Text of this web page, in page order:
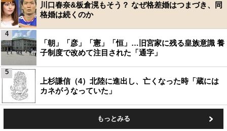
川口春奈&板倉滉もそう？ なぜ格差婚はつまづき、同
格婚は続くのか
「朝」「彦」「憲」「恒」…旧宮家に残る皇族意識 養
子制度で改めて注目された「通字」
4
上杉謙信（4）北陸に進出し、亡くなった時「蔵には
カネがうなっていた」
5
もっとみる